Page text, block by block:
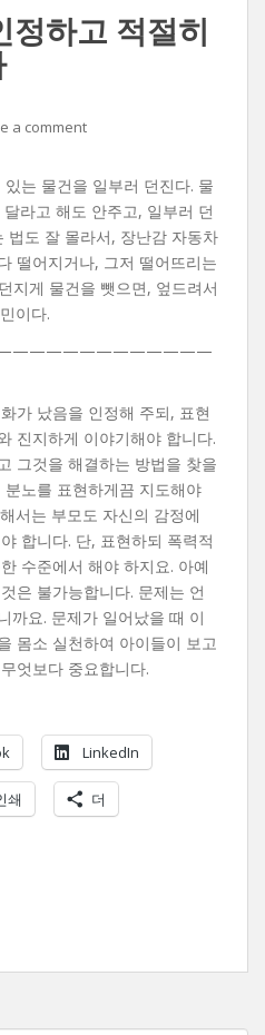
정하고 적절히
a comment
는 물건을 일부러 던진다. 물
라고 해도 안주고, 일부러 던
법도 잘 몰라서, 장난감 자동차
떨어지거나, 그저 떨어뜨리는
지게 물건을 뺏으면, 엎드려서
이다.
가 났음을 인정해 주되, 표현
진지하게 이야기해야 합니다.
그것을 해결하는 방법을 찾을
노를 표현하게끔 지도해야
서는 부모도 자신의 감정에
합니다. 단, 표현하되 폭력적
수준에서 해야 하지요. 아예
은 불가능합니다. 문제는 언
까요. 문제가 일어났을 때 이
몸소 실천하여 아이들이 보고
엇보다 중요합니다.
LinkedIn
쇄 더